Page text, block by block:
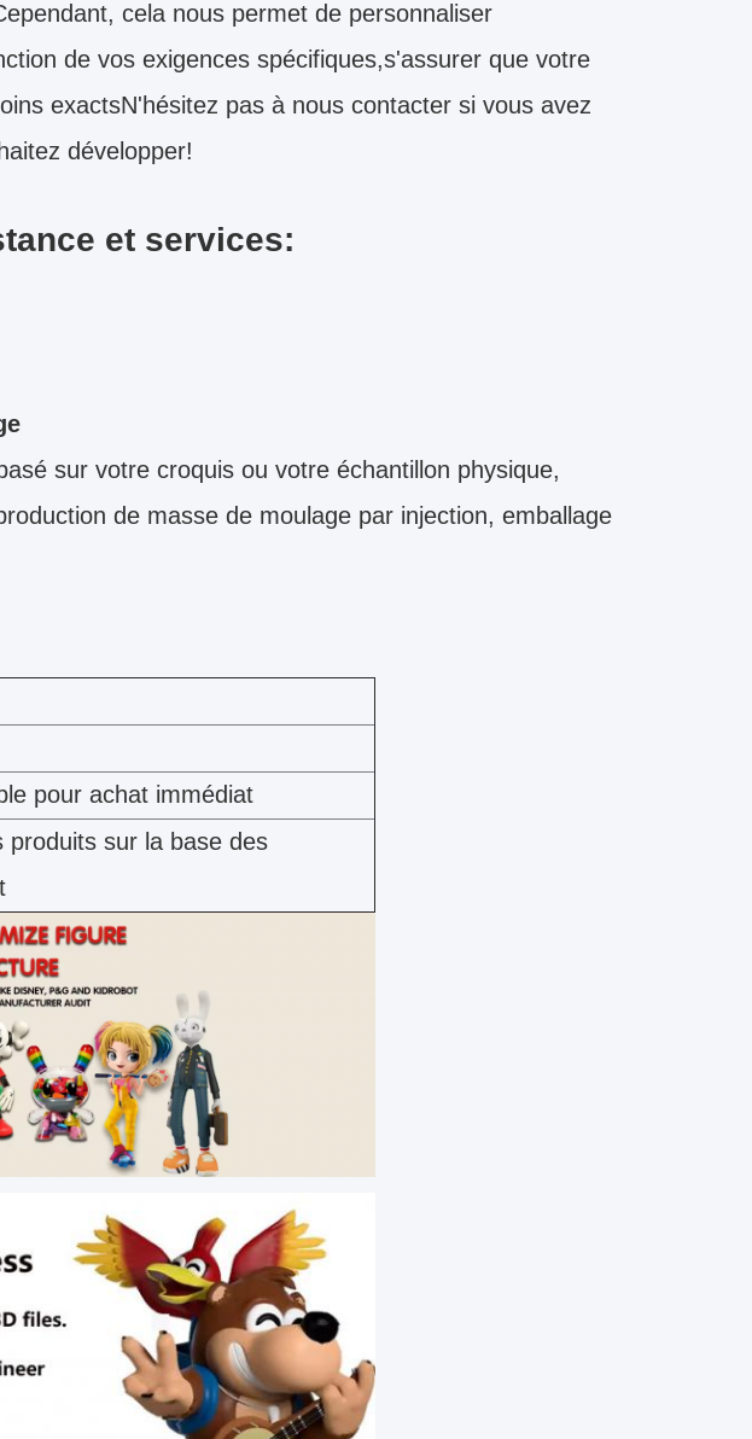
cela nous permet de personnaliser
de vos exigences spécifiques,s'assurer que votre
exactsN'hésitez pas à nous contacter si vous avez
développer!
et services:
sur votre croquis ou votre échantillon physique,
de masse de moulage par injection, emballage
pour achat immédiat
produits sur la base des